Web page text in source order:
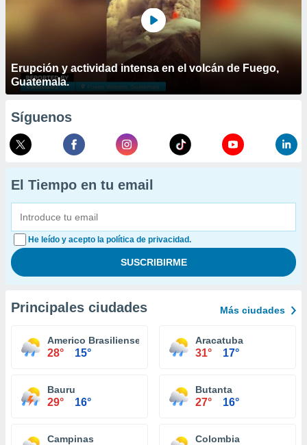
Erupción y actividad intensa en el volcán de Fuego,
Guatemala.
Síguenos
El Tiempo en tu email
He leído y acepto la política de privacidad.
Principales ciudades Más ciudades
Americo Brasiliense
28° 15°
Aracatuba
31° 17°
Bauru
29° 16°
Butanta
27° 16°
Campinas Colombia